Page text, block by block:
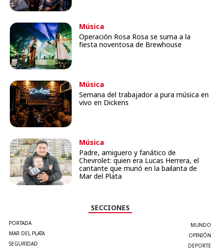
Música
Operación Rosa Rosa se suma a la
fiesta noventosa de Brewhouse
Música
Semana del trabajador a pura música en
vivo en Dickens
Música
Padre, amiguero y fanático de
Chevrolet: quien era Lucas Herrera, el
cantante que murió en la bailanta de
Mar del Plata
SECCIONES
PORTADA
MAR DEL PLATA
SEGURIDAD
MUNDO
OPINIÓN
DEPORTE